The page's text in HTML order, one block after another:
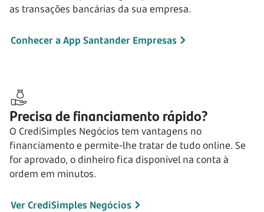
as transações bancárias da sua empresa.
Conhecer a App Santander Empresas
Precisa de financiamento rápido?
O CrediSimples Negócios tem vantagens no
financiamento e permite-lhe tratar de tudo online. Se
for aprovado, o dinheiro fica disponível na conta à
ordem em minutos.
Ver CrediSimples Negócios